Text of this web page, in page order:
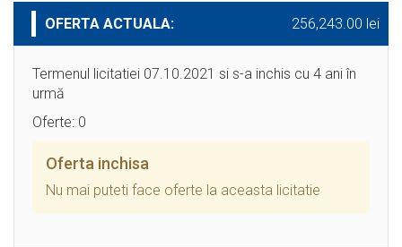
OFERTA ACTUALA: 256,243.00 lei
Termenul licitatiei 07.10.2021 si s-a inchis cu 4 ani în
urmă
Oferte: 0
Oferta inchisa
Nu mai puteti face oferte la aceasta licitatie